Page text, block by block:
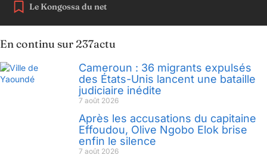
Le Kongossa du net
En continu sur 237actu
Cameroun : 36 migrants expulsés
des États-Unis lancent une bataille
judiciaire inédite
7 août 2026
Après les accusations du capitaine
Effoudou, Olive Ngobo Elok brise
enfin le silence
7 août 2026